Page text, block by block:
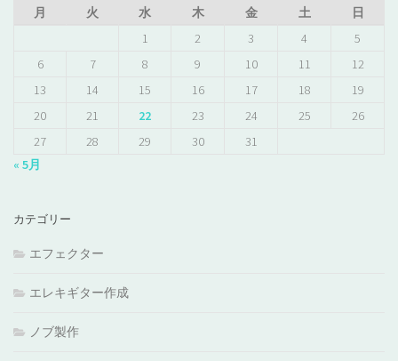
月 火 水 木 金 土
日
1
2 3 4
5
6
7 8 9 10 11
12
13
14 15 16 17 18
19
20
21 22 23 24 25
26
27
28 29 30
31
« 5月
カテゴリー
エフェクター
エレキギター作成
ノブ製作